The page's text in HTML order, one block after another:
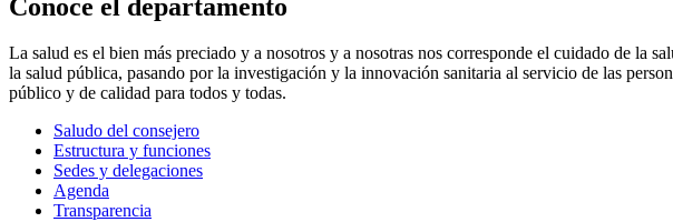
Conoce el departamento
La salud es el bien más preciado y a nosotros y a nosotras nos corresponde el cuidado de la
la salud pública, pasando por la investigación y la innovación sanitaria al servicio de las
público y de calidad para todos y todas.
Saludo del consejero
Estructura y funciones
Sedes y delegaciones
Agenda
Transparencia